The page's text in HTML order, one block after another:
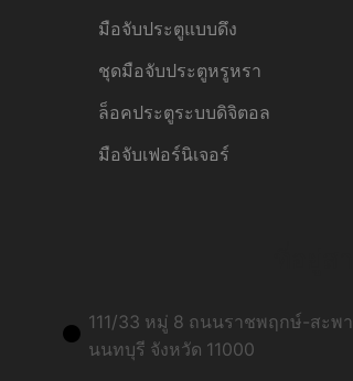
มือจับประตูแบบดึง
ชุดมือจับประตูหรูหรา
ล็อคประตูระบบดิจิตอล
มือจับเฟอร์นิเจอร์
111/33 หมู่ 8 ถนนราชพฤกษ์-สะพ
นนทบุรี จังหวัด 11000